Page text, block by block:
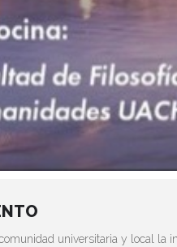
universitaria y local la